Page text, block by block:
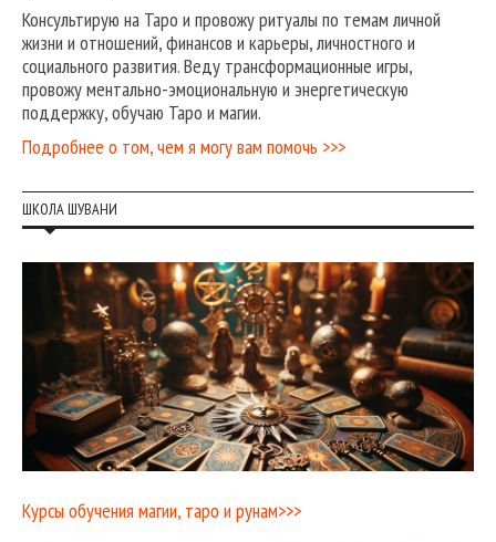
Консультирую на Таро и провожу ритуалы по темам личной
жизни и отношений, финансов и карьеры, личностного и
социального развития. Веду трансформационные игры,
провожу ментально-эмоциональную и энергетическую
поддержку, обучаю Таро и магии.
Подробнее о том, чем я могу вам помочь >>>
ШКОЛА ШУВАНИ
Курсы обучения магии, таро и рунам>>>